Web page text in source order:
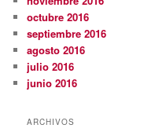
octubre 2016
septiembre 2016
agosto 2016
julio 2016
junio 2016
ARCHIVOS